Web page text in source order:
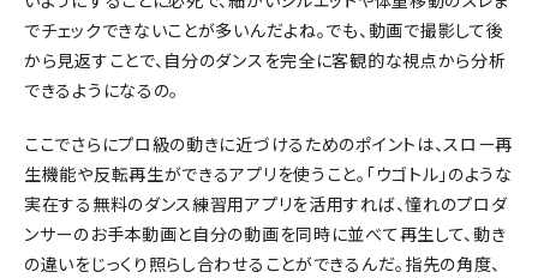
でチェックできないことが多いんだよね。でも、動画で撮影して後
から見返すことで、自分のダンスを完全に客観的な視点から分析
できるようになるの。
ここでさらにプロ級の動きに近づけるためのポイントは、スロー再
生機能や反転再生ができるアプリを使うこと。「ウゴトル」のような
実在する無料のダンス練習用アプリを活用すれば、憧れのプロダ
ンサーのお手本動画と自分の動画を同時に並べて再生して、動き
の違いをじっくり照らし合わせることができるんだ。指先の角度、